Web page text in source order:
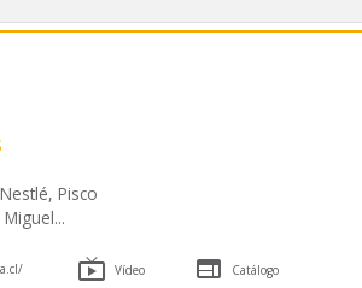
Pisco
...
 Vídeo  Catálogo